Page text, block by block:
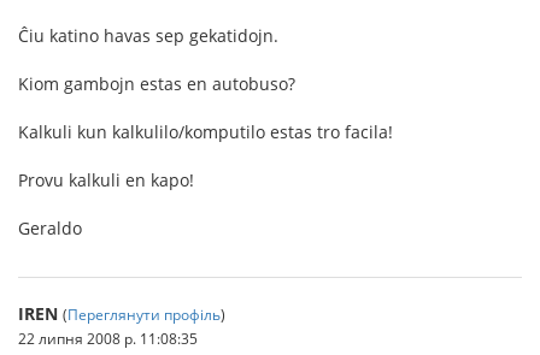
Ĉiu katino havas sep gekatidojn.
Kiom gambojn estas en autobuso?
Kalkuli kun kalkulilo/komputilo estas tro facila!
Provu kalkuli en kapo!
Geraldo
IREN (Переглянути профіль)
22 липня 2008 р. 11:08:35